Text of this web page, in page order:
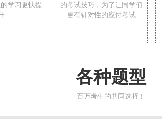
学习更快提
的考试技巧，为了让同学们
更有针对性的应付考试
各种题型
百万考生的共同选择！